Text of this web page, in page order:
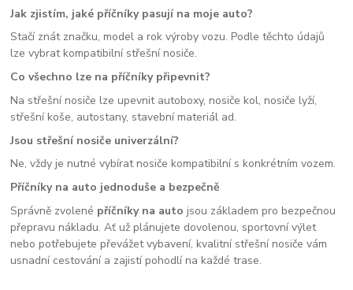
Jak zjistím, jaké příčníky pasují na moje auto?
Stačí znát značku, model a rok výroby vozu. Podle těchto údajů
lze vybrat kompatibilní střešní nosiče.
Co všechno lze na příčníky připevnit?
Na střešní nosiče lze upevnit autoboxy, nosiče kol, nosiče lyží,
střešní koše, autostany, stavební materiál ad.
Jsou střešní nosiče univerzální?
Ne, vždy je nutné vybírat nosiče kompatibilní s konkrétním vozem.
Příčníky na auto jednoduše a bezpečně
Správně zvolené příčníky na auto jsou základem pro bezpečnou
přepravu nákladu. Ať už plánujete dovolenou, sportovní výlet
nebo potřebujete převážet vybavení, kvalitní střešní nosiče vám
usnadní cestování a zajistí pohodlí na každé trase.